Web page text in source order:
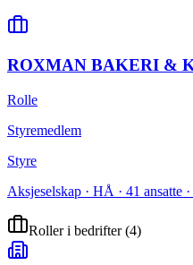
ROXMAN BAKERI &
Rolle
Styremedlem
Styre
Aksjeselskap · HÅ · 41 ansatte
Roller i bedrifter(4)